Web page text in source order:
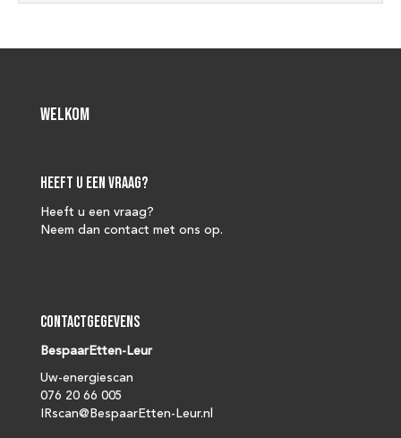
Welkom
Heeft u een vraag?
Heeft u een vraag?
Neem dan contact met ons op.
Contactgegevens
BespaarEtten-Leur
Uw-energiescan
076 20 66 005
IRscan@BespaarEtten-Leur.nl